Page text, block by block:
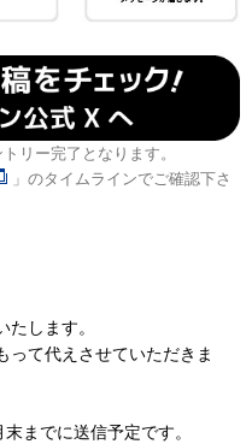
リー完了となります。
」のタイムラインでご確認下さ
します。
って代えさせていただきま
までに送信予定です。